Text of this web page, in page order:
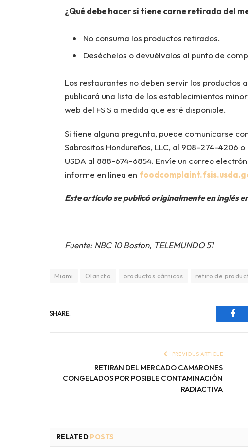
¿Qué debe hacer si tiene carne retirada del
No consuma los productos retirados.
Deséchelos o devuélvalos al punto de
Los restaurantes no deben servir los productos
publicará una lista de los establecimientos
web del FSIS a medida que esté disponible.
Si tiene alguna pregunta, puede comunicarse
Sabrositos Hondureños, LLC, al 908-274-4206
USDA al 888-674-6854. Envíe un correo
informe en línea en
Este artículo se publicó originalmente en inglés
Fuente: NBC 10 Boston, TELEMUNDO 51
Miami Olancho productos cárnicos retiro de
SHARE.
PREVIOUS ARTICLE
RETIRAN DEL MERCADO CAMARONES
CONGELADOS POR POSIBLE CONTAMINACIÓN
RADIACTIVA
RELATED POSTS